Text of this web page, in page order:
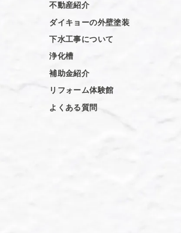
不動産紹介
ダイキョーの外壁塗装
下水工事について
浄化槽
補助金紹介
リフォーム体験館
よくある質問